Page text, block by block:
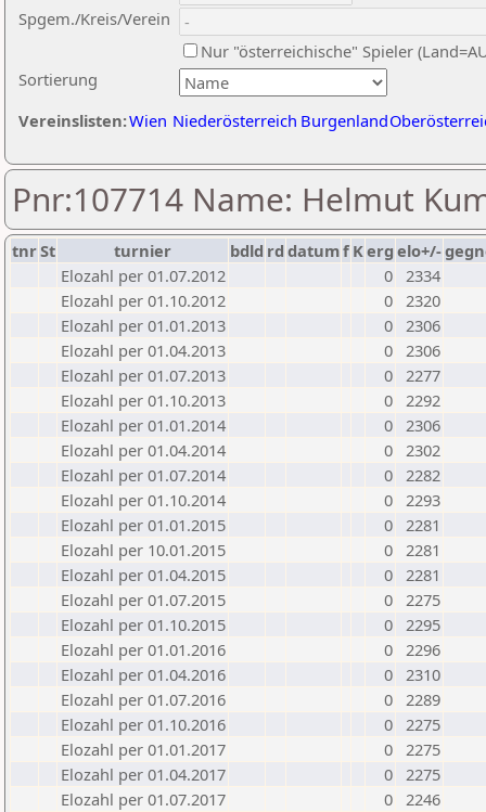
Sortierung
Spgem./Kreis/Verein
Nur "österreichische" Spieler
Vereinslisten:Wien Niederösterreich Burgenland
Pnr:107714 Name: Helmut
tnrSt turnier bdld rd datumf Kerg elo+/-
Elozahl per 01.07.2012
0 2334
Elozahl per 01.10.2012
0 2320
Elozahl per 01.01.2013
0 2306
Elozahl per 01.04.2013
0 2306
Elozahl per 01.07.2013
0 2277
Elozahl per 01.10.2013
0 2292
Elozahl per 01.01.2014
0 2306
Elozahl per 01.04.2014
0 2302
Elozahl per 01.07.2014
0 2282
Elozahl per 01.10.2014
0 2293
Elozahl per 01.01.2015
0 2281
Elozahl per 10.01.2015
0 2281
Elozahl per 01.04.2015
0 2281
Elozahl per 01.07.2015
0 2275
Elozahl per 01.10.2015
0 2295
Elozahl per 01.01.2016
0 2296
Elozahl per 01.04.2016
0 2310
Elozahl per 01.07.2016
0 2289
Elozahl per 01.10.2016
0 2275
Elozahl per 01.01.2017
0 2275
Elozahl per 01.04.2017
0 2275
Elozahl per 01.07.2017
0 2246